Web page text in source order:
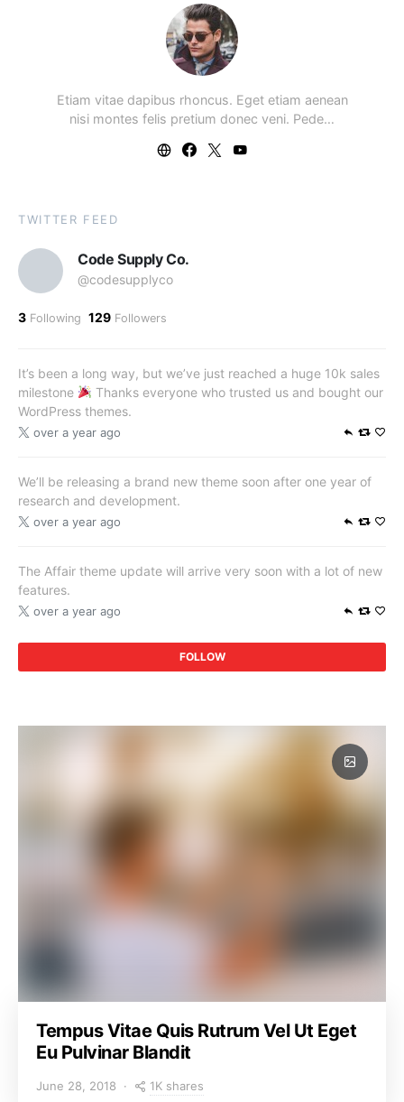
Etiam vitae dapibus rhoncus. Eget etiam aenean
nisi montes felis pretium donec veni. Pede…
TWITTER FEED
Code Supply Co.
@codesupplyco
3 Following 129 Followers
It’s been a long way, but we’ve just reached a huge 10k sales
milestone
Thanks everyone who trusted us and bought our
WordPress themes.
over a year ago
We’ll be releasing a brand new theme soon after one year of
research and development.
over a year ago
The Affair theme update will arrive very soon with a lot of new
features.
over a year ago
FOLLOW
Tempus Vitae Quis Rutrum Vel Ut Eget
Eu Pulvinar Blandit
June 28, 2018 1K shares